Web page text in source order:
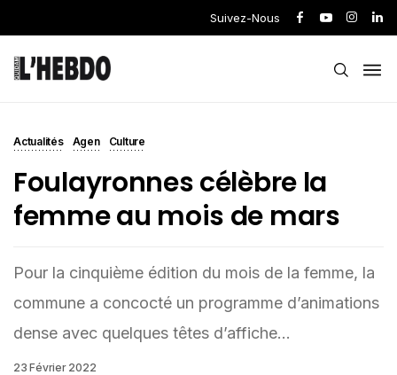
Suivez-Nous
Actualités Agen Culture
Foulayronnes célèbre la
femme au mois de mars
Pour la cinquième édition du mois de la femme, la
commune a concocté un programme d’animations
dense avec quelques têtes d’affiche...
23 Février 2022